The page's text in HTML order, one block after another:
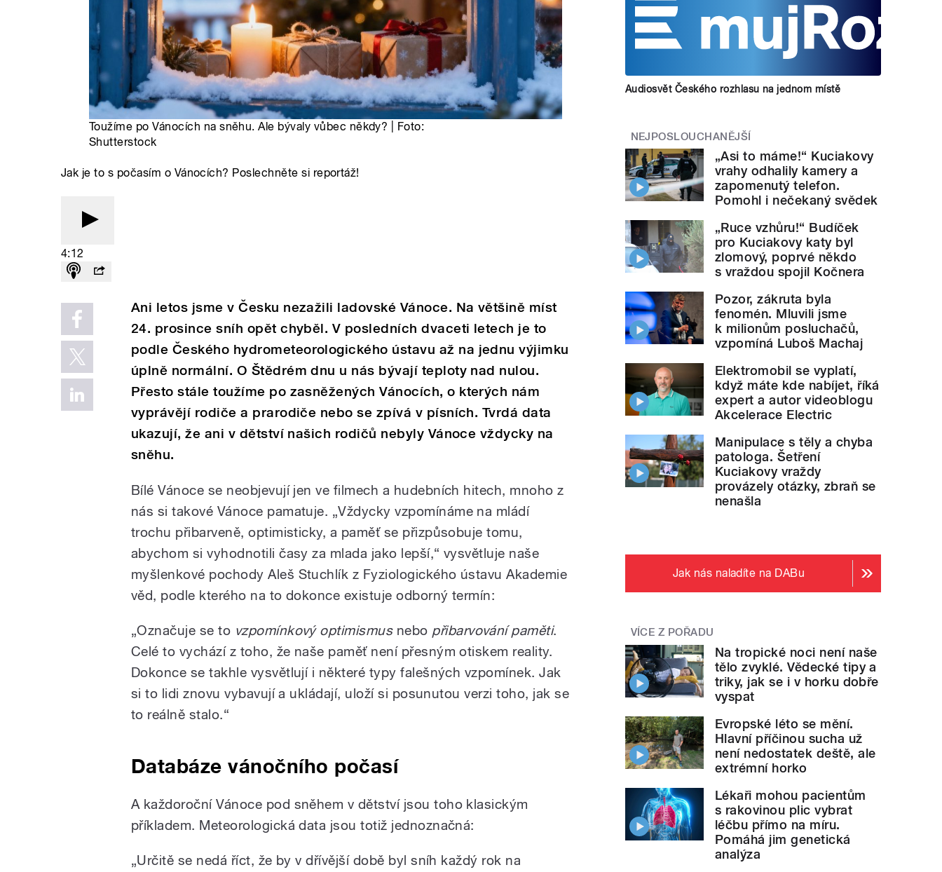
Toužíme po Vánocích na sněhu. Ale bývaly vůbec někdy? | Foto:
Shutterstock
Jak je to s počasím o Vánocích? Poslechněte si reportáž!
4:12
Ani letos jsme v Česku nezažili ladovské Vánoce. Na většině míst
24. prosince sníh opět chyběl. V posledních dvaceti letech je to
podle Českého hydrometeorologického ústavu až na jednu výjimku
úplně normální. O Štědrém dnu u nás bývají teploty nad nulou.
Přesto stále toužíme po zasněžených Vánocích, o kterých nám
vyprávějí rodiče a prarodiče nebo se zpívá v písních. Tvrdá data
ukazují, že ani v dětství našich rodičů nebyly Vánoce vždycky na
sněhu.
Bílé Vánoce se neobjevují jen ve filmech a hudebních hitech, mnoho z
nás si takové Vánoce pamatuje. „Vždycky vzpomínáme na mládí
trochu přibarveně, optimisticky, a paměť se přizpůsobuje tomu,
abychom si vyhodnotili časy za mlada jako lepší,“ vysvětluje naše
myšlenkové pochody Aleš Stuchlík z Fyziologického ústavu Akademie
věd, podle kterého na to dokonce existuje odborný termín:
„Označuje se to vzpomínkový optimismusnebo přibarvování paměti.
Celé to vychází z toho, že naše paměť není přesným otiskem reality.
Dokonce se takhle vysvětlují i některé typy falešných vzpomínek. Jak
si to lidi znovu vybavují a ukládají, uloží si posunutou verzi toho, jak se
to reálně stalo.“
Databáze vánočního počasí
A každoroční Vánoce pod sněhem v dětství jsou toho klasickým
příkladem. Meteorologická data jsou totiž jednoznačná:
„Určitě se nedá říct, že by v dřívější době byl sníh každý rok na
Audiosvět Českého rozhlasu na jednom místě
NEJPOSLOUCHANĚJŠÍ
„Asi to máme!“ Kuciakovy
vrahy odhalily kamery a
zapomenutý telefon.
Pomohl i nečekaný svědek
„Ruce vzhůru!“ Budíček
pro Kuciakovy katy byl
zlomový, poprvé někdo
s vraždou spojil Kočnera
Pozor, zákruta byla
fenomén. Mluvili jsme
k milionům posluchačů,
vzpomíná Luboš Machaj
Elektromobil se vyplatí,
když máte kde nabíjet, říká
expert a autor videoblogu
Akcelerace Electric
Manipulace s těly a chyba
patologa. Šetření
Kuciakovy vraždy
provázely otázky, zbraň se
nenašla
Jak nás naladíte na DABu
VÍCE Z POŘADU
Na tropické noci není naše
tělo zvyklé. Vědecké tipy a
triky, jak se i v horku dobře
vyspat
Evropské léto se mění.
Hlavní příčinou sucha už
není nedostatek deště, ale
extrémní horko
Lékaři mohou pacientům
s rakovinou plic vybrat
léčbu přímo na míru.
Pomáhá jim genetická
analýza